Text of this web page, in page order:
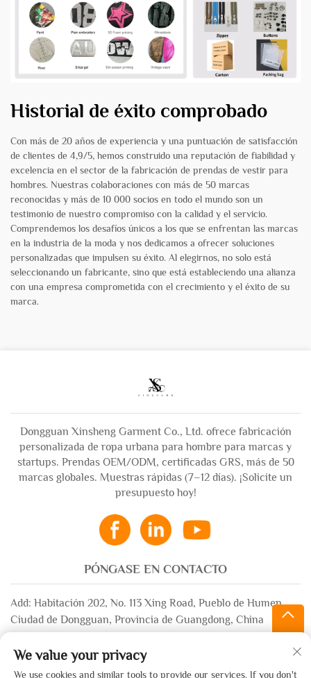
Historial de éxito comprobado
Con más de 20 años de experiencia y una puntuación de satisfacción
de clientes de 4,9/5, hemos construido una reputación de fiabilidad y
excelencia en el sector de la fabricación de prendas de vestir para
hombres. Nuestras colaboraciones con más de 50 marcas
reconocidas y más de 10 000 socios en todo el mundo son un
testimonio de nuestro compromiso con la calidad y el servicio.
Comprendemos los desafíos únicos a los que se enfrentan las marcas
en la industria de la moda y nos dedicamos a ofrecer soluciones
personalizadas que impulsen su éxito. Al elegirnos, no solo está
seleccionando un fabricante, sino que está estableciendo una alianza
con una empresa comprometida con el crecimiento y el éxito de su
marca.
Dongguan Xinsheng Garment Co., Ltd. ofrece fabricación
personalizada de ropa urbana para hombre para marcas y
startups. Prendas OEM/ODM, certificadas GRS, más de 50
marcas globales. Muestras rápidas (7–12 días). ¡Solicite un
presupuesto hoy!
PÓNGASE EN CONTACTO
Add: Habitación 202, No. 113 Xing Road, Pueblo de Humen,
Ciudad de Dongguan, Provincia de Guangdong, China
+86-13532483058
We value your privacy
We use cookies and similar tools to provide our services. If you don't